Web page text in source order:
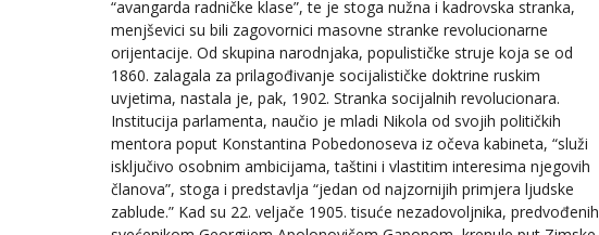
“avangarda radničke klase”, te je stoga nužna i kadrovska stranka,
menjševici su bili zagovornici masovne stranke revolucionarne
orijentacije. Od skupina narodnjaka, populističke struje koja se od
1860. zalagala za prilagođivanje socijalističke doktrine ruskim
uvjetima, nastala je, pak, 1902. Stranka socijalnih revolucionara.
Institucija parlamenta, naučio je mladi Nikola od svojih političkih
mentora poput Konstantina Pobedonoseva iz očeva kabineta, “služi
isključivo osobnim ambicijama, taštini i vlastitim interesima njegovih
članova”, stoga i predstavlja “jedan od najzornijih primjera ljudske
zablude.” Kad su 22. veljače 1905. tisuće nezadovoljnika, predvođenih